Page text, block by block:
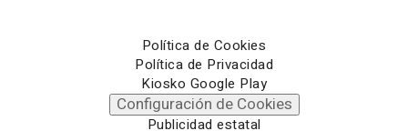
Política de Cookies
Política de Privacidad
Kiosko Google Play
Configuración de Cookies
Publicidad estatal